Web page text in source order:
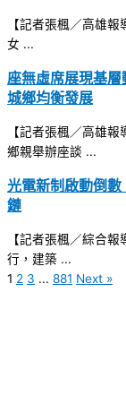
【記者張楓／高雄
女 ...
座無虛席展現基
城鄉均衡發展
【記者張楓／高雄
鄉親舉辦座談 ...
光電新制啟動倒
鏈
【記者張楓／綜合
行，建築 ...
1 2 3 ... 881 Next »